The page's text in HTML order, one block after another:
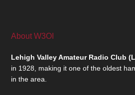
About W3OI
Lehigh Valley Amateur Radio Club
in 1928, making it one of the oldest
in the area.